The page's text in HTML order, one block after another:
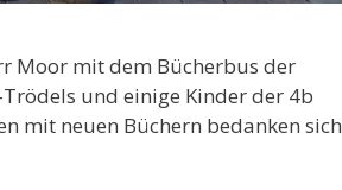
Moor mit dem Bücherbus der
und einige Kinder der 4b
mit neuen Büchern bedanken sich